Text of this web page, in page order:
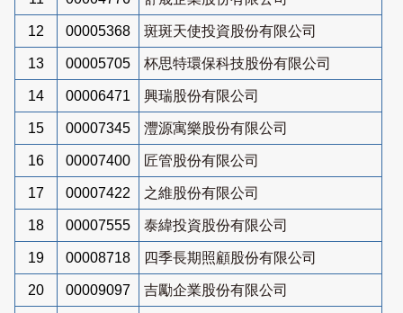
12 00005368 斑斑天使投資股份有限公司
13 00005705 杯思特環保科技股份有限公司
14 00006471 興瑞股份有限公司
15 00007345 灃源寓樂股份有限公司
16 00007400 匠管股份有限公司
17 00007422 之維股份有限公司
18 00007555 泰緯投資股份有限公司
19 00008718 四季長期照顧股份有限公司
20 00009097 吉勵企業股份有限公司